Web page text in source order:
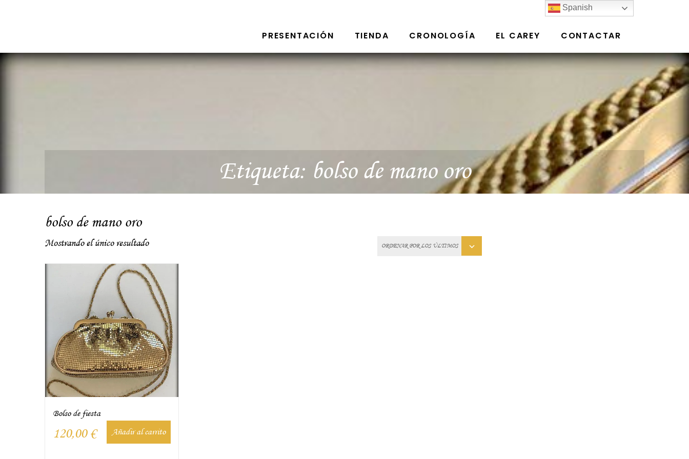
PRESENTACIÓN TIENDA CRONOLOGÍA EL CAREY CONTACTAR
Etiqueta: bolso de mano oro
bolso de mano oro
Mostrando el único resultado
Bolso de fiesta
120,00 € Añadir al carrito
Spanish